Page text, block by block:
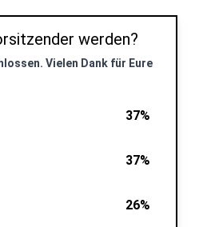
werden?
Vielen Dank für Eure
37%
37%
26%